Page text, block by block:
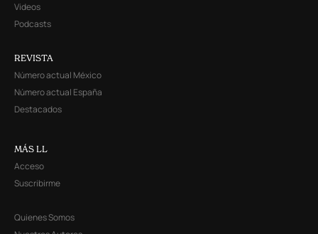
Videos
Podcasts
REVISTA
Número actual México
Número actual España
Destacados
MÁS LL
Acceso
Suscribirme
Quienes Somos